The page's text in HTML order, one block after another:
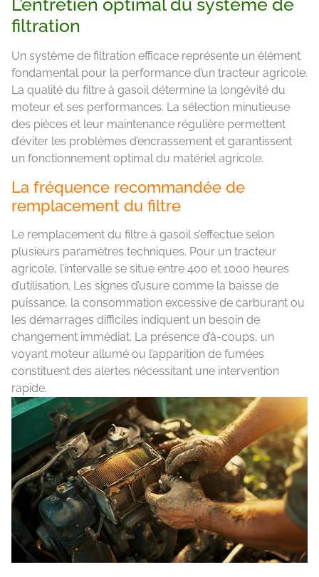
L’entretien optimal du système de
filtration
Un système de filtration efficace représente un élément
fondamental pour la performance d’un tracteur agricole.
La qualité du filtre à gasoil détermine la longévité du
moteur et ses performances. La sélection minutieuse
des pièces et leur maintenance régulière permettent
d’éviter les problèmes d’encrassement et garantissent
un fonctionnement optimal du matériel agricole.
La fréquence recommandée de
remplacement du filtre
Le remplacement du filtre à gasoil s’effectue selon
plusieurs paramètres techniques. Pour un tracteur
agricole, l’intervalle se situe entre 400 et 1000 heures
d’utilisation. Les signes d’usure comme la baisse de
puissance, la consommation excessive de carburant ou
les démarrages difficiles indiquent un besoin de
changement immédiat. La présence d’à-coups, un
voyant moteur allumé ou l’apparition de fumées
constituent des alertes nécessitant une intervention
rapide.